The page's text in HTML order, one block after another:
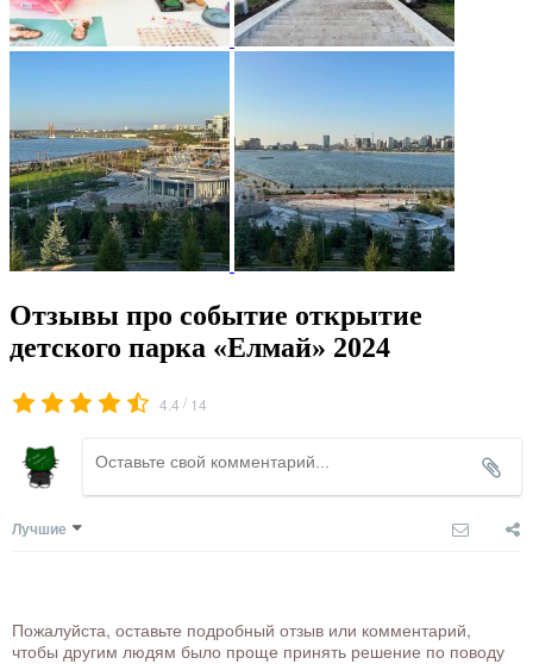
Отзывы про событие открытие
детского парка «Елмай» 2024
4.4 / 14
Лучшие
Пожалуйста, оставьте подробный отзыв или комментарий,
чтобы другим людям было проще принять решение по поводу